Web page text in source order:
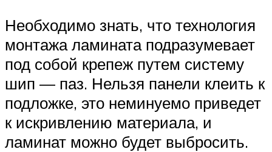
Необходимо знать, что технология
монтажа ламината подразумевает
под собой крепеж путем систему
шип — паз. Нельзя панели клеить к
подложке, это неминуемо приведет
к искривлению материала, и
ламинат можно будет выбросить.